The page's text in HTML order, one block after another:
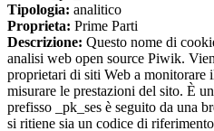
Tipologia: analitico
Proprieta: Prime Parti
Descrizione: Questo nome di
analisi web open source Piwik.
proprietari di siti Web a monitorare
misurare le prestazioni del sito. È
prefisso _pk_ses è seguito da una
si ritiene sia un codice di